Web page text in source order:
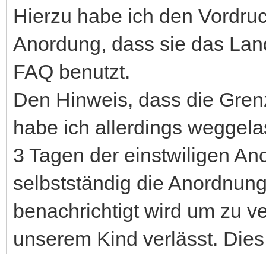
Hierzu habe ich den
Anordung, dass sie das
FAQ benutzt.
Den Hinweis, dass die
habe ich allerdings
3 Tagen der einstwiligen
selbstständig die
benachrichtigt wird um zu
unserem Kind verlässt.